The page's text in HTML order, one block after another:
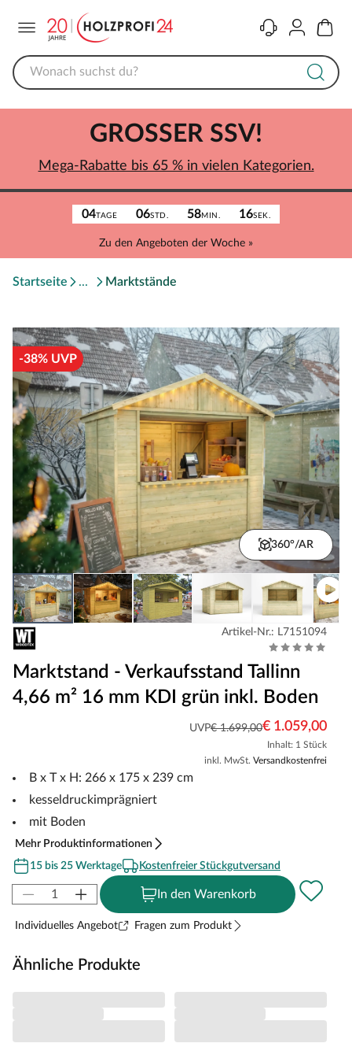
KontaktKonto
04TAGE 06STD. 58MIN. 16SEK.
Zu den Angeboten der Woche »
GROSSER SSV!
Mega-Rabatte bis 65 % in vielen Kategorien.
Startseite Marktstände
-38% UVP
360°/AR
Artikel-Nr.: L7151094
Marktstand - Verkaufsstand Tallinn
4,66 m² 16 mm KDI grün inkl. Boden
UVP€ 1.699,00€ 1.059,00
Inhalt: 1 Stück
inkl. MwSt. Versandkostenfrei
B x T x H: 266 x 175 x 239 cm
kesseldruckimprägniert
mit Boden
Mehr Produktinformationen
15 bis 25 Werktage
Kostenfreier Stückgutversand
In den Warenkorb
Individuelles Angebot Fragen zum Produkt
Ähnliche Produkte